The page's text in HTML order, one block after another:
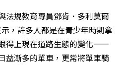
法規教育專員鄧肯．多利莫爾
，許多人都是在青少年時期拿
得上現在道路生態的變化——
益漸多的單車，更常將單車騎